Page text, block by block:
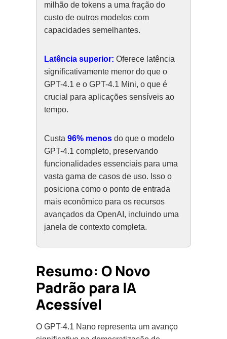
milhão de tokens a uma fração do
custo de outros modelos com
capacidades semelhantes.
Latência superior: Oferece latência
significativamente menor do que o
GPT-4.1 e o GPT-4.1 Mini, o que é
crucial para aplicações sensíveis ao
tempo.
Custa96% menos do que o modelo
GPT-4.1 completo, preservando
funcionalidades essenciais para uma
vasta gama de casos de uso. Isso o
posiciona como o ponto de entrada
mais econômico para os recursos
avançados da OpenAI, incluindo uma
janela de contexto completa.
Resumo: O Novo
Padrão para IA
Acessível
O GPT-4.1 Nano representa um avanço